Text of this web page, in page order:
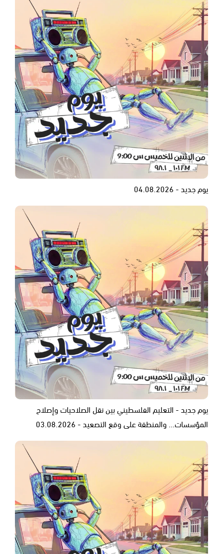
يوم جديد - 04.08.2026
يوم جديد - التعليم الفلسطيني بين نقل الصلاحيات وإصلاح
المؤسسات... والمنطقة على وقع التصعيد - 03.08.2026